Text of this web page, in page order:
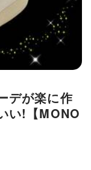
デが楽に作
い!【MONO